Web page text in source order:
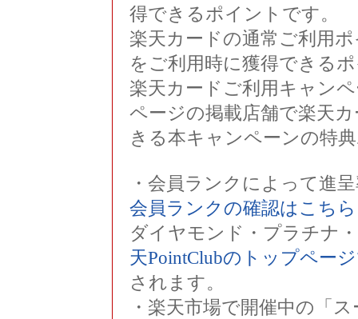
得できるポイントです。
楽天カードの通常ご利用
をご利用時に獲得できる
楽天カードご利用キャン
ページの掲載店舗で楽天
きる本キャンペーンの特
・会員ランクによって進
会員ランクの確認はこちら
ダイヤモンド・プラチナ
天PointClubのトップペー
されます。
・楽天市場で開催中の「